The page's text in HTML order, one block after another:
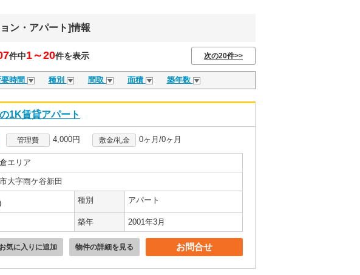
ン・アパート]情報
件中1～20件を表示 次の20件>>
時間 種別 間取 面積 築年数
1K賃貸アパート
管理費 4,000円 敷金/礼金 0ヶ月/0ヶ月
エリア
大字雨ケ谷新田
種別 アパート
築年 2001年3月
お問合せ
物件の詳細を見る
お気に入りに追加